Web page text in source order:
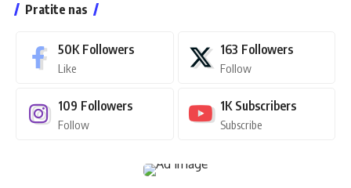
Pratite nas
50K Followers
Like
163 Followers
Follow
109 Followers
Follow
1K Subscribers
Subscribe